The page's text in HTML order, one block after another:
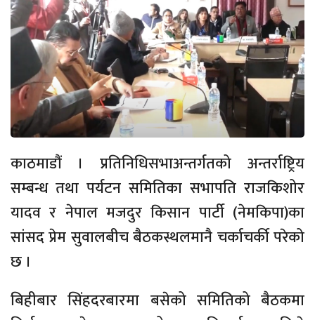
काठमाडौं । प्रतिनिधिसभाअन्तर्गतको अन्तर्राष्ट्रिय
सम्बन्ध तथा पर्यटन समितिका सभापति राजकिशोर
यादव र नेपाल मजदुर किसान पार्टी (नेमकिपा)का
सांसद प्रेम सुवालबीच बैठकस्थलमानै चर्काचर्की परेको
छ ।
बिहीबार सिंहदरबारमा बसेको समितिको बैठकमा